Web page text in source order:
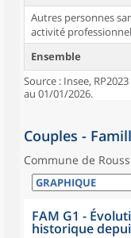
Autres personnes
activité
Ensemble
Source : Insee,
au 01/01/2026.
Couples -
Commune de
FAM G1 -
historique